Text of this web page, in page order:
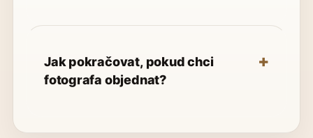
Jak pokračovat, pokud chci
fotografa objednat?